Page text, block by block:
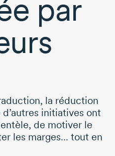
par
la réduction
initiatives ont
de motiver le
les marges... tout en